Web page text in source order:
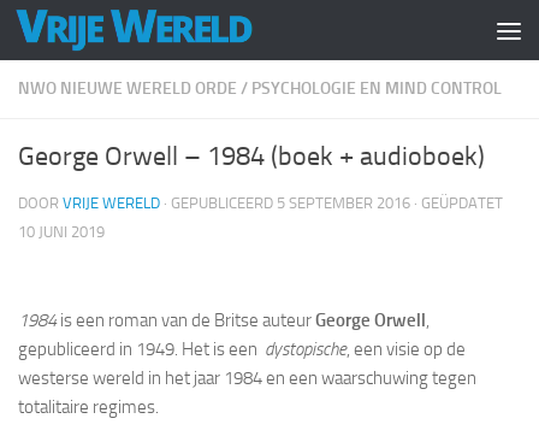
Doorgaan naar inhoud
NWO NIEUWE WERELD ORDE / PSYCHOLOGIE EN MIND CONTROL
George Orwell – 1984 (boek + audioboek)
DOOR VRIJE WERELD · GEPUBLICEERD 5 SEPTEMBER 2016 · GEÜPDATET
10 JUNI 2019
1984is een roman van de Britse auteurGeorge Orwell,
gepubliceerd in 1949. Het is een dystopische, een visie op de
westerse wereld in het jaar 1984 en een waarschuwing tegen
totalitaire regimes.